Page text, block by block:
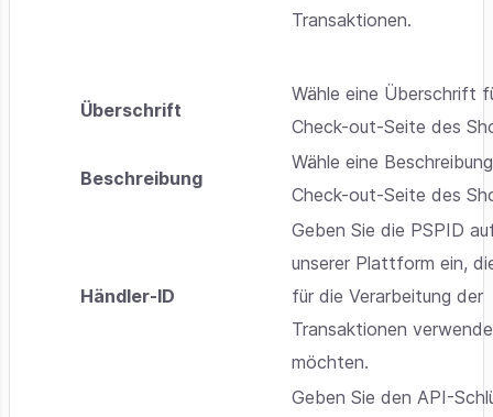
Transaktionen.
Überschrift
Wähle eine Überschrift
Check-out-Seite des
Beschreibung
Wähle eine
Check-out-Seite des
Händler-ID
Geben Sie die PSPID
unserer Plattform ein,
für die Verarbeitung der
Transaktionen
möchten.
Geben Sie den API-